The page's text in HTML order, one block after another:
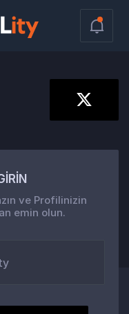
ve Profilinizin
emin olun.